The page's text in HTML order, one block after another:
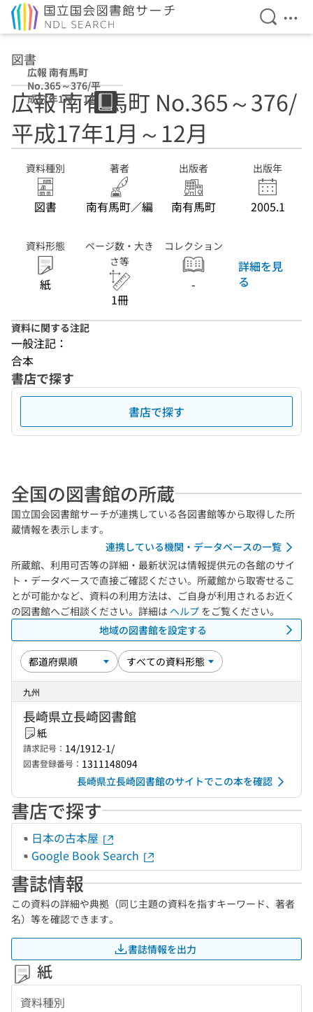
検索を
メ
図書
広報 南有馬町
No.365～376/平
成17年1月～12月
広報 南有馬町 No.365～376/
平成17年1月～12月
資料種別
図書
著者
南有馬町／編
出版者
南有馬町
出版年
2005.1
資料形態
紙
ページ数・大き
さ等
1冊
コレクション
-
詳細を見
る
資料に関する注記
一般注記：
合本
書店で探す
書店で探す
全国の図書館の所蔵
国立国会図書館サーチが連携している各図書館等から取得した所
蔵情報を表示します。
連携している機関・データベースの一覧
所蔵館、利用可否等の詳細・最新状況は情報提供元の各館のサイ
ト・データベースで直接ご確認ください。所蔵館から取寄せるこ
とが可能かなど、資料の利用方法は、ご自身が利用されるお近く
の図書館へご相談ください。詳細は ヘルプ をご覧ください。
地域の図書館を設定する
九州
長崎県立長崎図書館
紙
請求記号： 14/1912-1/
図書登録番号： 1311148094
長崎県立長崎図書館のサイトでこの本を確認
書店で探す
日本の古本屋
Google Book Search
書誌情報
この資料の詳細や典拠（同じ主題の資料を指すキーワード、著者
名）等を確認できます。
書誌情報を出力
紙
資料種別